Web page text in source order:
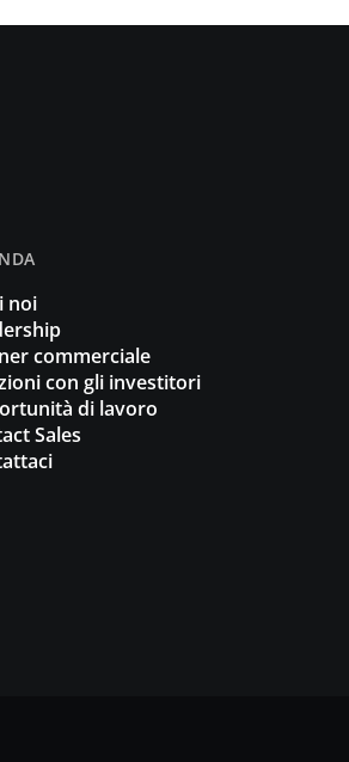
noi
commerciale
con gli investitori
di lavoro
Sales